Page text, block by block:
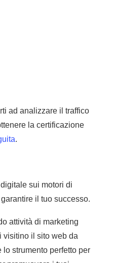
ad analizzare il traffico
la certificazione
.
sui motori di
il tuo successo.
attività di marketing
visitino il sito web da
strumento perfetto per